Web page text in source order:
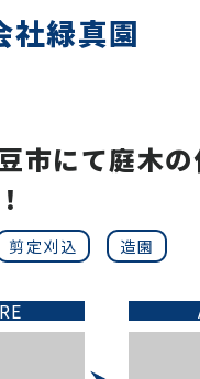
社緑真園
市にて庭木
剪定刈込 造園